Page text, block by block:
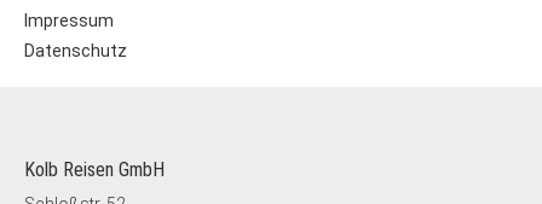
Impressum
Datenschutz
Kolb Reisen GmbH